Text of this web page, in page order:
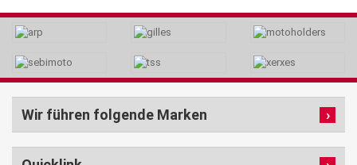
Wir führen folgende Marken